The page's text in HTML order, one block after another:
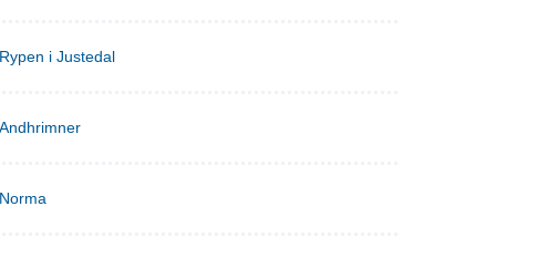
Rypen i Justedal
Andhrimner
Norma